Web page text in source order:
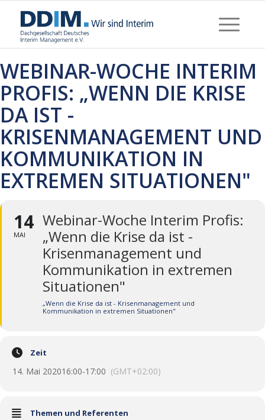
WEBINAR-WOCHE INTERIM
PROFIS: „WENN DIE KRISE
DA IST -
KRISENMANAGEMENT UND
KOMMUNIKATION IN
EXTREMEN SITUATIONEN"
14
MAI
Webinar-Woche Interim Profis:
„Wenn die Krise da ist -
Krisenmanagement und
Kommunikation in extremen
Situationen"
„Wenn die Krise da ist - Krisenmanagement und
Kommunikation in extremen Situationen"
Zeit
14. Mai 202016:00-17:00 (GMT+02:00)
Themen und Referenten